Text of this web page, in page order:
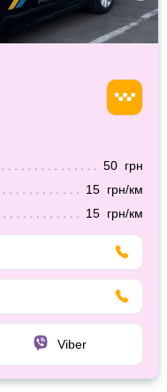
50 грн
15 грн/км
15 грн/км
Viber